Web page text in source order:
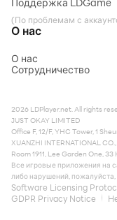
Поддержка LDGame
(По проблемам с
О нас
О нас
Сотрудничество
2026 LDPlayer.net. All rights
JUST OKAY LIMITED
Office F, 12/F, YHC Tower, 1
XUANZHI INTERNATIONAL
Room 1911, Lee Garden One,
Все игровые приложения на
либо нарушений,
Software Licensing
GDPR Privacy Notice